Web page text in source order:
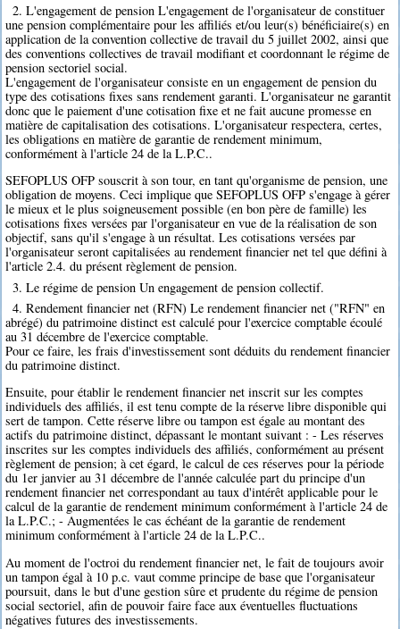
2. L'engagement de pension L'engagement de l'organisateur de constituer
une pension complémentaire pour les affiliés et/ou leur(s) bénéficiaire(s) en
application de la convention collective de travail du 5 juillet 2002, ainsi que
des conventions collectives de travail modifiant et coordonnant le régime de
pension sectoriel social.
L'engagement de l'organisateur consiste en un engagement de pension du
type des cotisations fixes sans rendement garanti. L'organisateur ne garantit
donc que le paiement d'une cotisation fixe et ne fait aucune promesse en
matière de capitalisation des cotisations. L'organisateur respectera, certes,
les obligations en matière de garantie de rendement minimum,
conformément à l'article 24 de la L.P.C..
SEFOPLUS OFP souscrit à son tour, en tant qu'organisme de pension, une
obligation de moyens. Ceci implique que SEFOPLUS OFP s'engage à gérer
le mieux et le plus soigneusement possible (en bon père de famille) les
cotisations fixes versées par l'organisateur en vue de la réalisation de son
objectif, sans qu'il s'engage à un résultat. Les cotisations versées par
l'organisateur seront capitalisées au rendement financier net tel que défini à
l'article 2.4. du présent règlement de pension.
3. Le régime de pension Un engagement de pension collectif.
4. Rendement financier net (RFN) Le rendement financier net ("RFN" en
abrégé) du patrimoine distinct est calculé pour l'exercice comptable écoulé
au 31 décembre de l'exercice comptable.
Pour ce faire, les frais d'investissement sont déduits du rendement financier
du patrimoine distinct.
Ensuite, pour établir le rendement financier net inscrit sur les comptes
individuels des affiliés, il est tenu compte de la réserve libre disponible qui
sert de tampon. Cette réserve libre ou tampon est égale au montant des
actifs du patrimoine distinct, dépassant le montant suivant : - Les réserves
inscrites sur les comptes individuels des affiliés, conformément au présent
règlement de pension; à cet égard, le calcul de ces réserves pour la période
du 1er janvier au 31 décembre de l'année calculée part du principe d'un
rendement financier net correspondant au taux d'intérêt applicable pour le
calcul de la garantie de rendement minimum conformément à l'article 24 de
la L.P.C.; - Augmentées le cas échéant de la garantie de rendement
minimum conformément à l'article 24 de la L.P.C..
Au moment de l'octroi du rendement financier net, le fait de toujours avoir
un tampon égal à 10 p.c. vaut comme principe de base que l'organisateur
poursuit, dans le but d'une gestion sûre et prudente du régime de pension
social sectoriel, afin de pouvoir faire face aux éventuelles fluctuations
négatives futures des investissements.